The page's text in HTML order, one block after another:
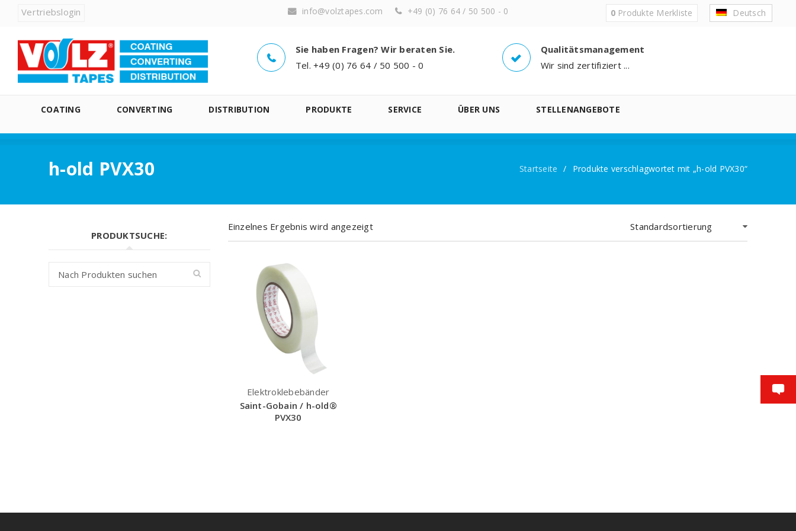
Vertriebslogin info@volztapes.com +49 (0) 76 64 / 50 500 - 0 0Produkte Merkliste Deutsch
Sie haben Fragen? Wir beraten Sie.
Tel. +49 (0) 76 64 / 50 500 - 0
Qualitätsmanagement
Wir sind zertifiziert ...
COATING CONVERTING DISTRIBUTION PRODUKTE SERVICE ÜBER UNS STELLENANGEBOTE
h-old PVX30 Startseite / Produkte verschlagwortet mit „h-old PVX30“
PRODUKTSUCHE:
Einzelnes Ergebnis wird angezeigt Standardsortierung
Elektroklebebänder
Saint-Gobain / h-old®
PVX30